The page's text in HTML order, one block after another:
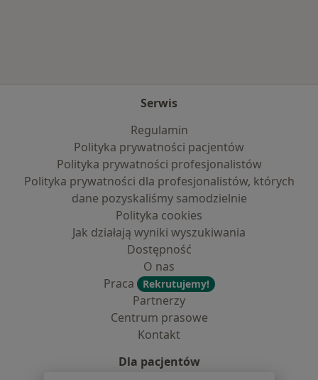
Serwis
Regulamin
Polityka prywatności pacjentów
Polityka prywatności profesjonalistów
Polityka prywatności dla profesjonalistów, których
dane pozyskaliśmy samodzielnie
Polityka cookies
Jak działają wyniki wyszukiwania
Dostępność
O nas
Praca
Rekrutujemy!
Partnerzy
Centrum prasowe
Kontakt
Dla pacjentów